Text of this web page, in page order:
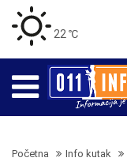
22 ℃
Početna Info kutak